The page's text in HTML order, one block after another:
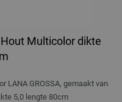
Multicolor dikte
LANA GROSSA, gemaakt van
5,0 lengte 80cm